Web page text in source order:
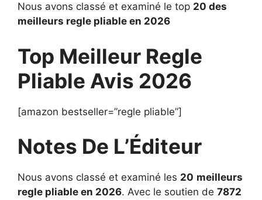
Nous avons classé et examiné le top 20 des
meilleurs regle pliable en 2026
Top Meilleur Regle
Pliable Avis 2026
[amazon bestseller=”regle pliable”]
Notes De L’Éditeur
Nous avons classé et examiné les 20 meilleurs
regle pliable en 2026. Avec le soutien de 7872